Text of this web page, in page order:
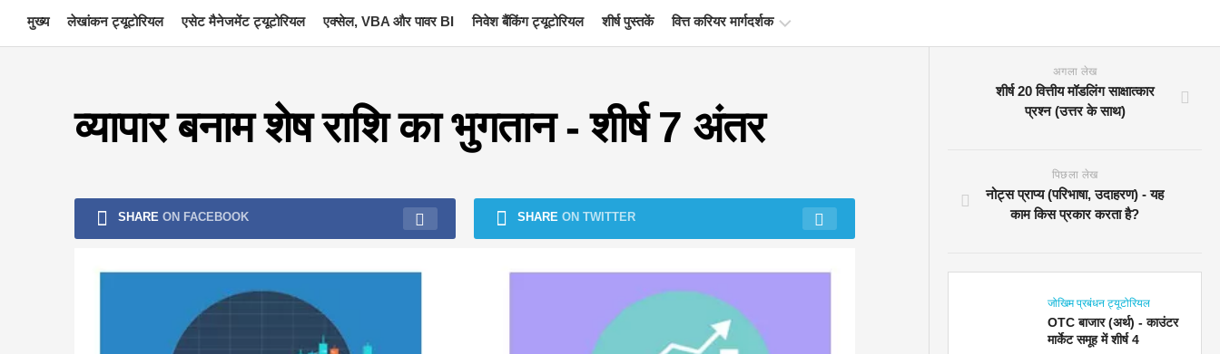
content
मुख्य लेखांकन ट्यूटोरियल एसेट मैनेजमेंट ट्यूटोरियल एक्सेल, VBA और पावर BI निवेश बैंकिंग ट्यूटोरियल शीर्ष पुस्तकें वित्त करियर मार्गदर्शक
संसाधन
प्रपत्र
प्रबंधन
ट्यूटोरियल
व्यापार बनाम शेष राशि का भुगतान - शीर्ष 7 अंतर
SHARE ON FACEBOOK SHARE ON TWITTER
अगला लेख
शीर्ष 20 वित्तीय मॉडलिंग साक्षात्कार
प्रश्न (उत्तर के साथ)
पिछला लेख
नोट्स प्राप्य (परिभाषा, उदाहरण) - यह
काम किस प्रकार करता है?
जोखिम प्रबंधन ट्यूटोरियल
OTC बाजार (अर्थ) - काउंटर
मार्केट समूह में शीर्ष 4